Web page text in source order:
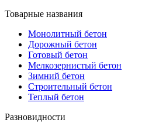
Товарные названия
Монолитный бетон
Дорожный бетон
Готовый бетон
Мелкозернистый бетон
Зимний бетон
Строительный бетон
Теплый бетон
Разновидности